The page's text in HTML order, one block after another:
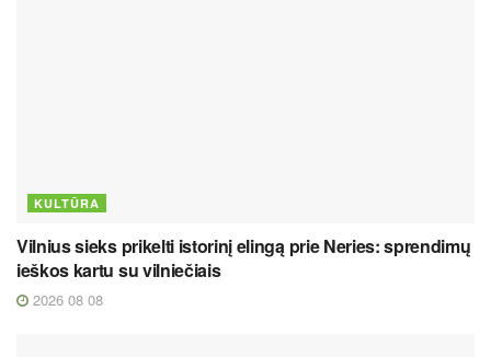
KULTŪRA
Vilnius sieks prikelti istorinį elingą prie Neries: sprendimų
ieškos kartu su vilniečiais
2026 08 08